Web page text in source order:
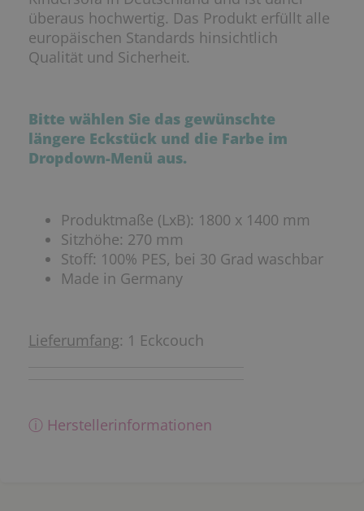
überaus hochwertig. Das Produkt erfüllt alle
europäischen Standards hinsichtlich
Qualität und Sicherheit.
Bitte wählen Sie das gewünschte
längere Eckstück und die Farbe im
Dropdown-Menü aus.
Produktmaße (LxB): 1800 x 1400 mm
Sitzhöhe: 270 mm
Stoff: 100% PES, bei 30 Grad waschbar
Made in Germany
Lieferumfang: 1 Eckcouch
ⓘ Herstellerinformationen